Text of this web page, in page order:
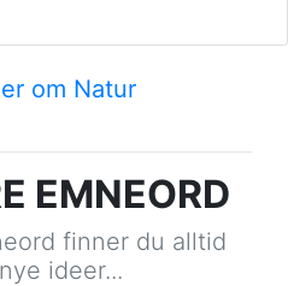
om Natur
EMNEORD
finner du alltid
ideer...